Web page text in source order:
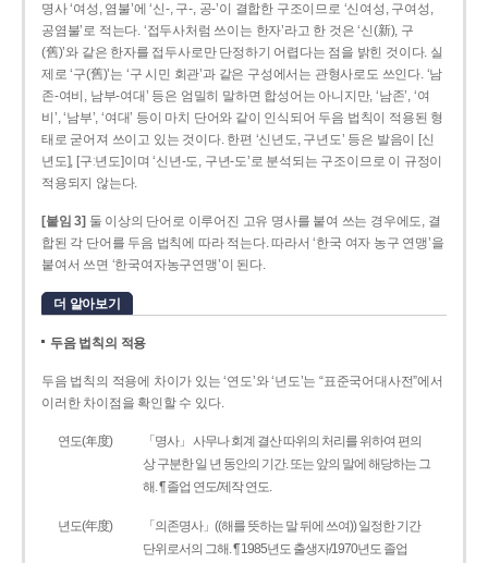
명사 ‘여성, 염불’에 ‘신-, 구-, 공-’이 결합한 구조이므로 ‘신여성, 구여성,
공염불’로 적는다. ‘접두사처럼 쓰이는 한자’라고 한 것은 ‘신(新), 구
(舊)’와 같은 한자를 접두사로만 단정하기 어렵다는 점을 밝힌 것이다. 실
제로 ‘구(舊)’는 ‘구 시민 회관’과 같은 구성에서는 관형사로도 쓰인다. ‘남
존­-여비, 남부-­여대’ 등은 엄밀히 말하면 합성어는 아니지만, ‘남존’, ‘여
비’, ‘남부’, ‘여대’ 등이 마치 단어와 같이 인식되어 두음 법칙이 적용된 형
태로 굳어져 쓰이고 있는 것이다. 한편 ‘신년도, 구년도’ 등은 발음이 [신
년도], [구ː년도]이며 ‘신년­-도, 구년-­도’로 분석되는 구조이므로 이 규정이
적용되지 않는다.
[붙임 3] 둘 이상의 단어로 이루어진 고유 명사를 붙여 쓰는 경우에도, 결
합된 각 단어를 두음 법칙에 따라 적는다. 따라서 ‘한국 여자 농구 연맹’을
붙여서 쓰면 ‘한국여자농구연맹’이 된다.
더 알아보기
두음 법칙의 적용
두음 법칙의 적용에 차이가 있는 ‘연도’와 ‘년도’는 “표준국어대사전”에서
이러한 차이점을 확인할 수 있다.
연도(年度)
「명사」 사무나 회계 결산 따위의 처리를 위하여 편의
상 구분한 일 년 동안의 기간. 또는 앞의 말에 해당하는 그
해. ¶ 졸업 연도/제작 연도.
년도(年度)
「의존명사」((해를 뜻하는 말 뒤에 쓰여)) 일정한 기간
단위로서의 그해. ¶ 1985년도 출생자/1970년도 졸업